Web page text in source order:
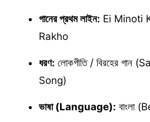
গানের প্রথম লাইন: Ei Minoti
Rakho
ধরণ: লোকগীতি / বিরহের
Song)
ভাষা (Language): বাংলা